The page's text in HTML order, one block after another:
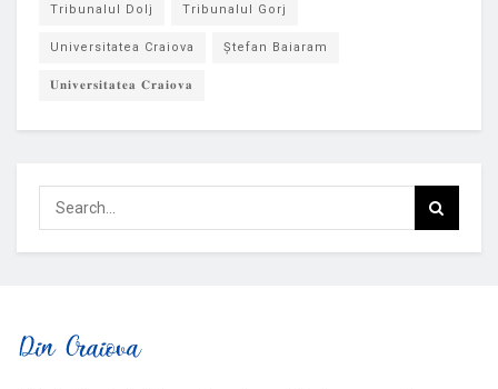
Tribunalul Dolj Tribunalul Gorj
Universitatea Craiova Ștefan Baiaram
𝐔𝐧𝐢𝐯𝐞𝐫𝐬𝐢𝐭𝐚𝐭𝐞𝐚 𝐂𝐫𝐚𝐢𝐨𝐯𝐚